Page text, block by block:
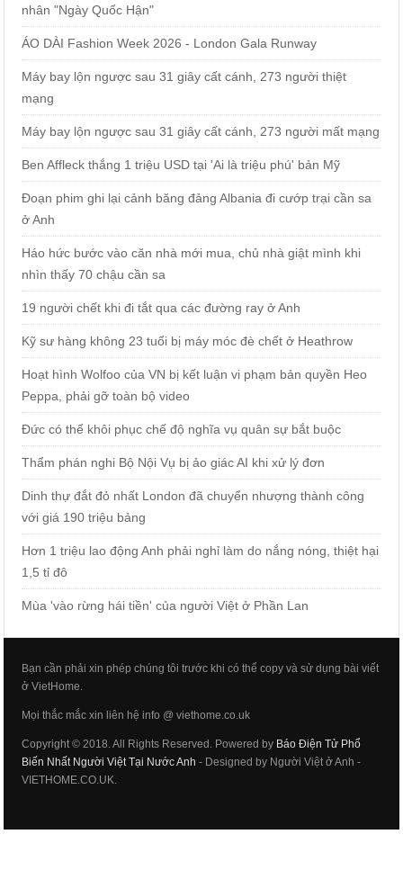
nhân "Ngày Quốc Hận"
ÁO DÀI Fashion Week 2026 - London Gala Runway
Máy bay lộn ngược sau 31 giây cất cánh, 273 người thiệt
mạng
Máy bay lộn ngược sau 31 giây cất cánh, 273 người mất mạng
Ben Affleck thắng 1 triệu USD tại 'Ai là triệu phú' bản Mỹ
Đoạn phim ghi lại cảnh băng đảng Albania đi cướp trại cần sa
ở Anh
Háo hức bước vào căn nhà mới mua, chủ nhà giật mình khi
nhìn thấy 70 chậu cần sa
19 người chết khi đi tắt qua các đường ray ở Anh
Kỹ sư hàng không 23 tuổi bị máy móc đè chết ở Heathrow
Hoạt hình Wolfoo của VN bị kết luận vi phạm bản quyền Heo
Peppa, phải gỡ toàn bộ video
Đức có thể khôi phục chế độ nghĩa vụ quân sự bắt buộc
Thẩm phán nghi Bộ Nội Vụ bị ảo giác AI khi xử lý đơn
Dinh thự đắt đỏ nhất London đã chuyển nhượng thành công
với giá 190 triệu bảng
Hơn 1 triệu lao động Anh phải nghỉ làm do nắng nóng, thiệt hại
1,5 tỉ đô
Mùa 'vào rừng hái tiền' của người Việt ở Phần Lan
Bạn cần phải xin phép chúng tôi trước khi có thể copy và sử dụng bài viết
ở VietHome.
Mọi thắc mắc xin liên hệ info @ viethome.co.uk
Copyright © 2018. All Rights Reserved. Powered by Báo Điện Tử Phổ
Biến Nhất Người Việt Tại Nước Anh - Designed by Người Việt ở Anh -
VIETHOME.CO.UK.